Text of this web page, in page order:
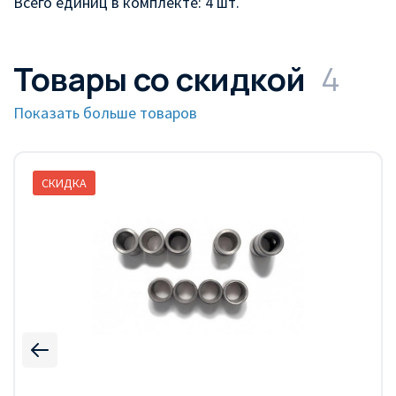
Товары со скидкой 4
Показать больше товаров
СКИДКА